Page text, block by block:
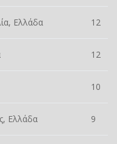
Ελλάδα 12
12
10
Ελλάδα 9